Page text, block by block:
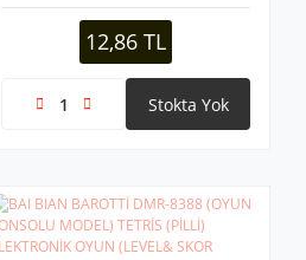
HAYVAN & FORMA & HAYVAN &
GEOMETRİK )*25X8
12,86 TL
Stokta Yok